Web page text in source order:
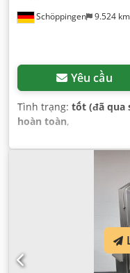
Schöppingen 9.524 km
Yêu cầu
Tình trạng: tốt (đã qua
hoàn toàn,